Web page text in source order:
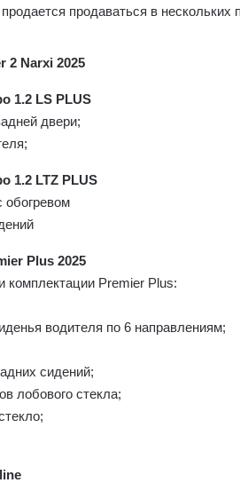
продаваться в нескольких
2 Narxi 2025
1.2 LS PLUS
двери;
1.2 LTZ PLUS
обогревом
Plus 2025
комплектации Premier Plus:
водителя по 6 направлениям;
сидений;
лобового стекла;